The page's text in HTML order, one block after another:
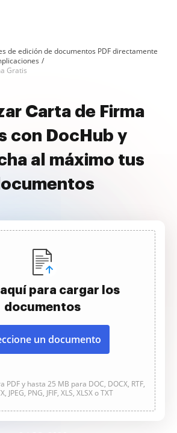
de edición de documentos PDF directamente
Gratis
Carta de Firma
con DocHub y
al máximo tus
aquí para cargar los
documentos
un documento
PDF y hasta 25 MB para DOC, DOCX, RTF,
JPEG, PNG, JFIF, XLS, XLSX o TXT